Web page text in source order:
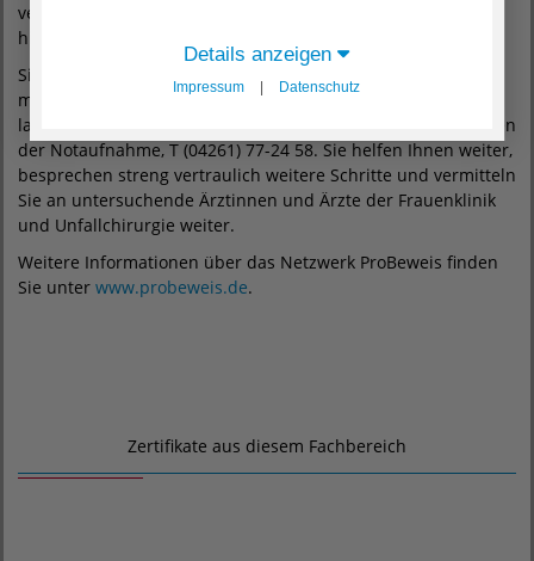
vertraulich und kostenfrei. Eine Krankenkassenkarte wird
hierfür nicht benötigt.
Sie sind betroffen von häuslicher oder sexueller Gewalt und
möchten Verletzungen dokumentieren bzw. Spuren sichern
lassen? Dann wenden Sie sich bitte an unsere Mitarbeitenden
der Notaufnahme, T (04261) 77-24 58. Sie helfen Ihnen weiter,
besprechen streng vertraulich weitere Schritte und vermitteln
Sie an untersuchende Ärztinnen und Ärzte der Frauenklinik
und Unfallchirurgie weiter.
Weitere Informationen über das Netzwerk ProBeweis finden
Sie unter www.probeweis.de.
Zertifikate aus diesem Fachbereich
Details anzeigen
Impressum Datenschutz